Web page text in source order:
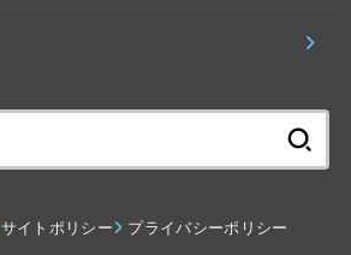
サイトポリシー プライバシーポリシー